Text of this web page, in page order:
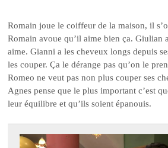
Romain joue le coiffeur de la maison, il
Romain avoue qu’il aime bien ça. Giulian
aime. Gianni a les cheveux longs depuis
les couper. Ça le dérange pas qu’on le
Romeo ne veut pas non plus couper ses
Agnes pense que le plus important c’est
leur équilibre et qu’ils soient épanouis.